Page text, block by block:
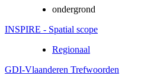
ondergrond
INSPIRE - Spatial scope
Regionaal
GDI-Vlaanderen Trefwoorden